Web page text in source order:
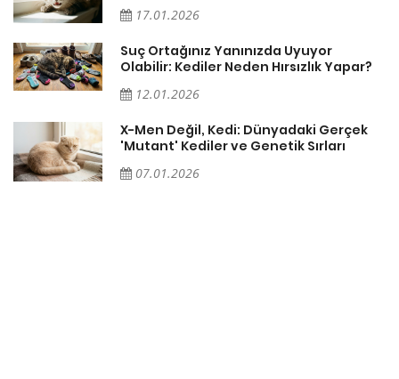
17.01.2026
Suç Ortağınız Yanınızda Uyuyor
Olabilir: Kediler Neden Hırsızlık Yapar?
12.01.2026
X-Men Değil, Kedi: Dünyadaki Gerçek
'Mutant' Kediler ve Genetik Sırları
07.01.2026